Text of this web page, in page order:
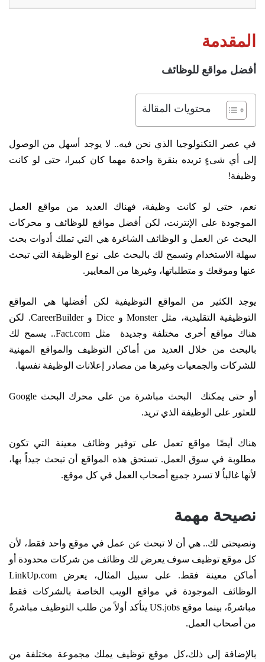
المقدمة
أفضل مواقع للوظائف
محتويات المقالة
في عصر التكنولوجيا الذي نحن فيه.. لا يوجد أسهل من الوصول
إلى أي شىءٍ تريده بنقرة واحدة مهما كان كبيرا، حتى لو كانت
وظيفة!
نعم، حتى لو كانت وظيفة، فهناك العديد من مواقع العمل
الموجودة على الإنترنت، لكن أفضل مواقع للوظائف و محركات
البحث عن العمل و الوظائف الشاغرة هي التي تملك أدوات بحث
سهلة الاستخدام وتسمح لك بالبحث على نوع الوظيفة التي تبحث
عنها وموقعك و متطلباتها، وغيرها من المعايير.
يوجد الكثير من المواقع التوظيفية لكن أفضلها هي المواقع
التوظيفية التقليدية، مثل Monster و Dice و CareerBuilder. لكن
هناك مواقع أخرى مختلفة وجديدة مثل Fact.com.. يسمح لك
بالبحث من خلال العديد من أماكن التوظيف والمواقع المهنية
للشركات والجمعيات وغيرها من مصادر إعلانات الوظيفة نفسها.
أو حتى يمكنك البحث مباشرة من على محرك البحث Google
للعثور على الوظيفة الذي تريد.
هناك أيضًا مواقع تعمل على توفير وظائف معينة التي تكون
مطلوبة في سوق العمل. تستحق هذه المواقع أن تبحث جيداً بها،
لأنها غالباُ لا تسرد جميع أصحاب العمل في كل موقع.
نصيحة مهمة
ونصيحتى لك.. هي أن لا تبحث عن عمل في موقع واحد فقط، لأن
كل موقع توظيف سوف يعرض لك وظائف من شركات محدودة أو
أماكن معينة فقط. على سبيل المثال، يعرض LinkUp.com
الوظائف الموجودة في مواقع الويب الخاصة بالشركات فقط
مباشرةً، بينما موقع US.jobs يتأكد أولاً من طلب التوظيف مباشرةً
من أصحاب العمل.
بالإضافة إلى ذلك،كل موقع توظيف يملك مجموعة مختلفة من